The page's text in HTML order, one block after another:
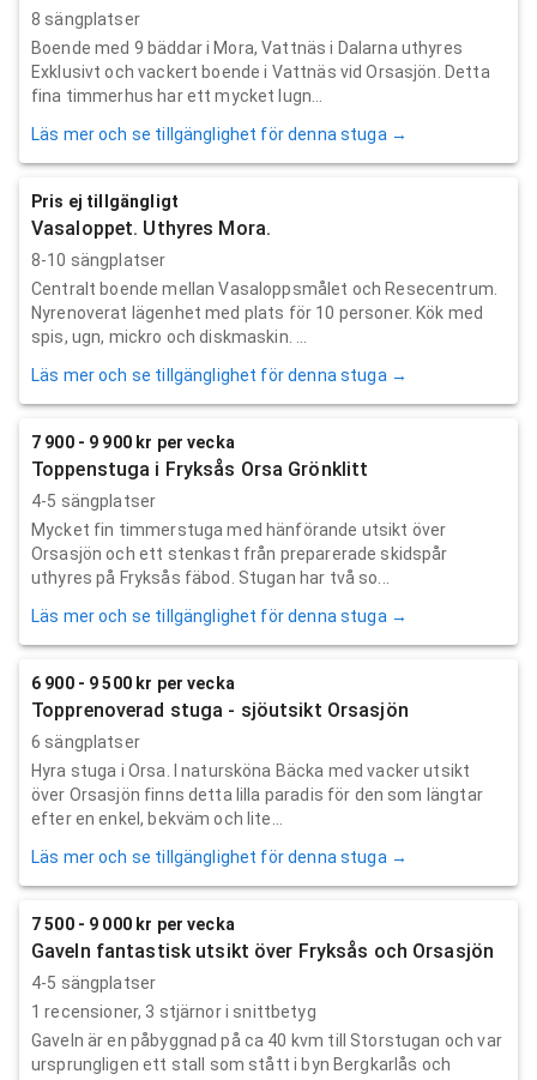
8 sängplatser
Boende med 9 bäddar i Mora, Vattnäs i Dalarna uthyres
Exklusivt och vackert boende i Vattnäs vid Orsasjön. Detta
fina timmerhus har ett mycket lugn...
Läs mer och se tillgänglighet för denna stuga →
Pris ej tillgängligt
Vasaloppet. Uthyres Mora.
8-10 sängplatser
Centralt boende mellan Vasaloppsmålet och Resecentrum.
Nyrenoverat lägenhet med plats för 10 personer. Kök med
spis, ugn, mickro och diskmaskin. ...
Läs mer och se tillgänglighet för denna stuga →
7 900 - 9 900 kr per vecka
Toppenstuga i Fryksås Orsa Grönklitt
4-5 sängplatser
Mycket fin timmerstuga med hänförande utsikt över
Orsasjön och ett stenkast från preparerade skidspår
uthyres på Fryksås fäbod. Stugan har två so...
Läs mer och se tillgänglighet för denna stuga →
6 900 - 9 500 kr per vecka
Topprenoverad stuga - sjöutsikt Orsasjön
6 sängplatser
Hyra stuga i Orsa. I natursköna Bäcka med vacker utsikt
över Orsasjön finns detta lilla paradis för den som längtar
efter en enkel, bekväm och lite...
Läs mer och se tillgänglighet för denna stuga →
7 500 - 9 000 kr per vecka
Gaveln fantastisk utsikt över Fryksås och Orsasjön
4-5 sängplatser
1 recensioner, 3 stjärnor i snittbetyg
Gaveln är en påbyggnad på ca 40 kvm till Storstugan och var
ursprungligen ett stall som stått i byn Bergkarlås och